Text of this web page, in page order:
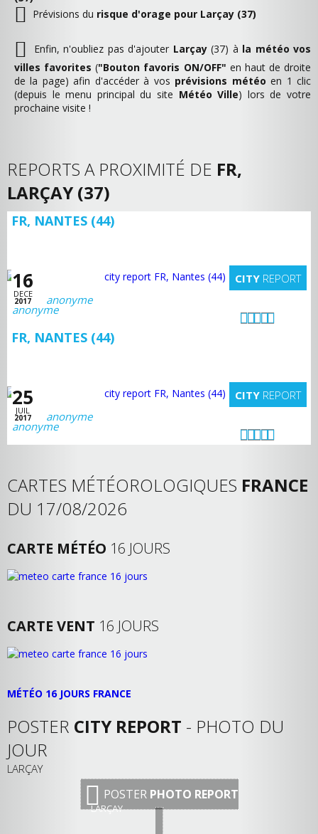
Prévisions du risque d'orage pour Larçay (37)
Enfin, n'oubliez pas d'ajouter Larçay(37) à la météo vos
villes favorites ("Bouton favoris ON/OFF" en haut de droite
de la page) afin d'accéder à vos prévisions météo en 1 clic
(depuis le menu principal du site Météo Ville) lors de votre
prochaine visite !
REPORTS A PROXIMITÉ DE FR,
LARÇAY (37)
FR, NANTES (44)
16
DECE
2017
CITY REPORT
anonyme
FR, NANTES (44)
25
JUIL
2017
CITY REPORT
anonyme
CARTES MÉTÉOROLOGIQUES FRANCE
DU 17/08/2026
CARTE MÉTÉO 16 JOURS
CARTE VENT 16 JOURS
MÉTÉO 16 JOURS FRANCE
POSTER CITY REPORT - PHOTO DU
JOUR
LARÇAY
POSTER PHOTO REPORT
LARÇAY